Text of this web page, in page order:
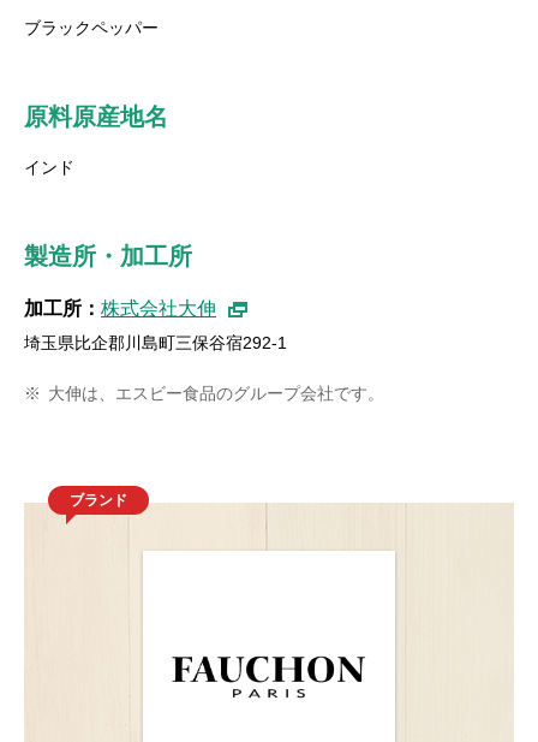
ブラックペッパー
原料原産地名
インド
製造所・加工所
加工所： 株式会社大伸
埼玉県比企郡川島町三保谷宿292-1
※ 大伸は、エスビー食品のグループ会社です。
ブランド